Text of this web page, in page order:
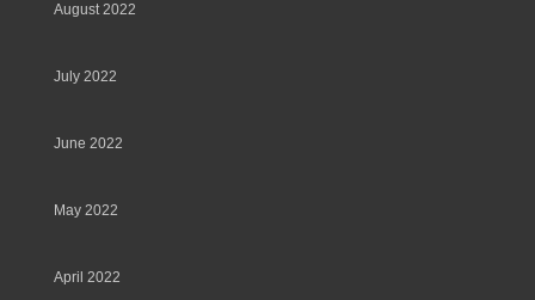
August 2022
July 2022
June 2022
May 2022
April 2022